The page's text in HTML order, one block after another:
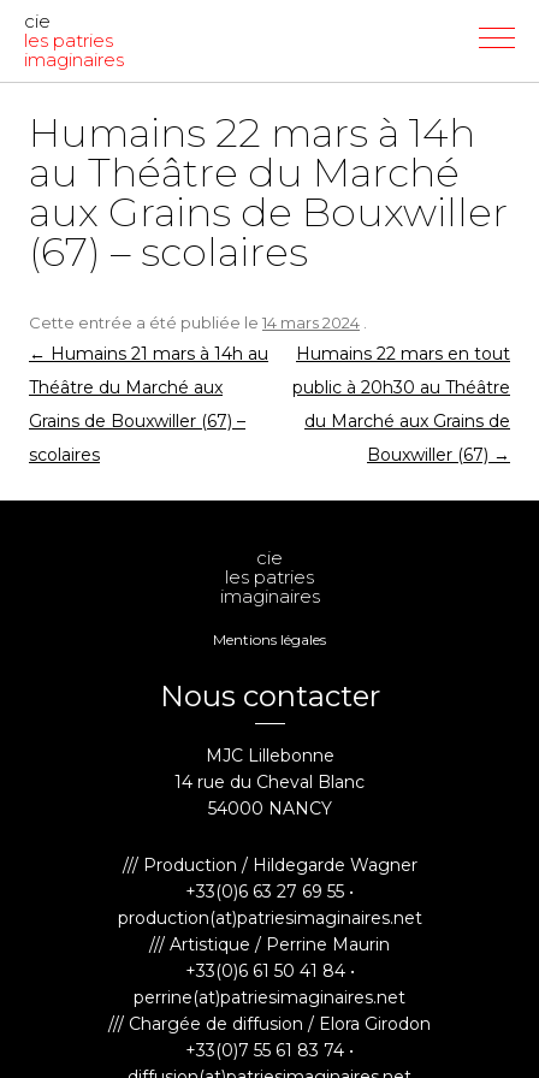
cie
les patries
imaginaires
Humains 22 mars à 14h
au Théâtre du Marché
aux Grains de Bouxwiller
(67) – scolaires
Cette entrée a été publiée le 14 mars 2024
Navigation
des
articles
← Humains 21 mars à 14h au
Théâtre du Marché aux
Grains de Bouxwiller (67) –
scolaires
Humains 22 mars en tout
public à 20h30 au Théâtre
du Marché aux Grains de
Bouxwiller (67) →
cie
les patries
imaginaires
Mentions légales
Nous contacter
MJC Lillebonne
14 rue du Cheval Blanc
54000 NANCY
/// Production / Hildegarde Wagner
+33(0)6 63 27 69 55 •
production(at)patriesimaginaires.net
/// Artistique / Perrine Maurin
+33(0)6 61 50 41 84 •
perrine(at)patriesimaginaires.net
/// Chargée de diffusion / Elora Girodon
+33(0)7 55 61 83 74 •